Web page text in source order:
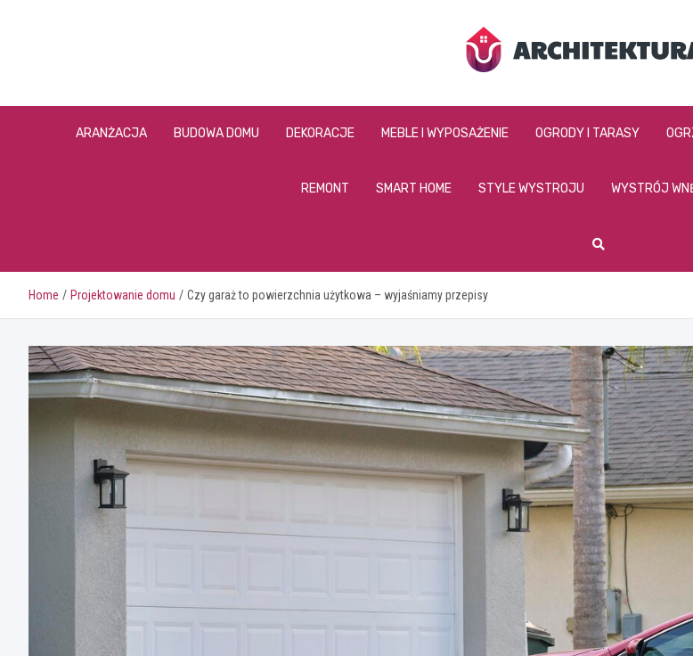
ARANŻACJA BUDOWA DOMU DEKORACJE MEBLE I WYPOSAŻENIE OGRODY I TARASY
REMONT SMART HOME STYLE WYSTROJU WYSTRÓJ
Home Projektowanie domu Czy garaż to powierzchnia użytkowa – wyjaśniamy przepisy